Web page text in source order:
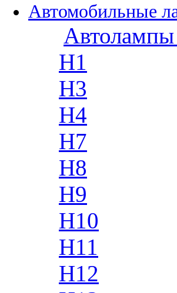
Автомобильные
Автолампы
H1
H3
H4
H7
H8
H9
H10
H11
H12